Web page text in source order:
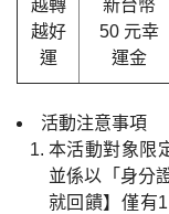
越轉
越好
運
新台幣
50 元幸
運金
活動注意事項
本活動對象限
並係以「身分
就回饋】僅有